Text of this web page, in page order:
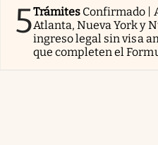
5Trámites Confirmado |
Atlanta, Nueva York y
ingreso legal sin visa
que completen el